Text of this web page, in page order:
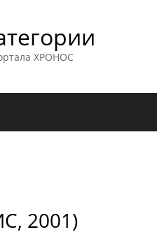
ХРОНОС
2001)